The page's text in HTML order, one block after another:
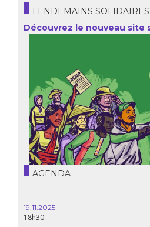
LENDEMAINS
Découvrez le nouveau site
AGENDA
19.11.2025
18h30